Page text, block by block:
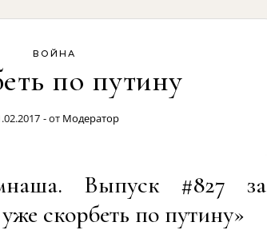
ВОЙНА
по путину
- от Модератор
Выпуск #827 за
скорбеть по путину»